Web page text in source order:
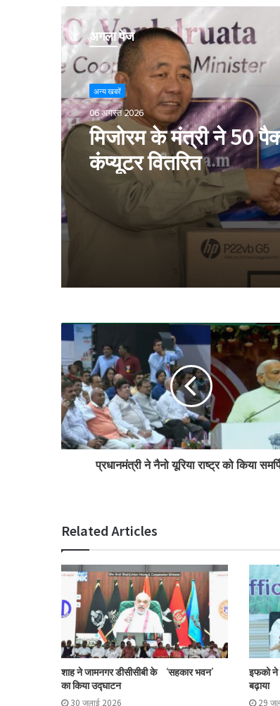
अगला पेज
अन्य खबरें
06 अगस्त 2026
मिजोरम के मंत्री ने 50
कंप्यूटर वितरित
प्रधानमंत्री ने नैनो यूरिया राष्ट्र को किया
Related Articles
शाह ने जामनगर डीसीसीबी के ‘सहकार भवन’
का किया उद्घाटन
30 जुलाई 2026
इफको ने
बढ़ाया
29